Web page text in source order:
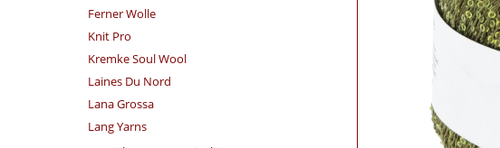
Ferner Wolle
Knit Pro
Kremke Soul Wool
Laines Du Nord
Lana Grossa
Lang Yarns